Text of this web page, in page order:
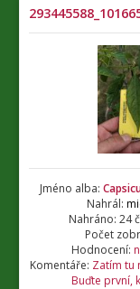
Jméno alba:
Nahrál:
Nahráno: 24
Počet
Hodnocení:
Komentáře: Zatím tu
Buďte první,